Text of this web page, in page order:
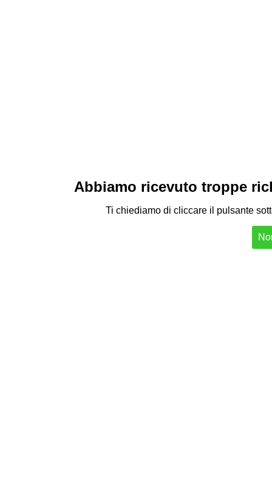
Abbiamo ricevuto troppe
Ti chiediamo di cliccare il pulsante